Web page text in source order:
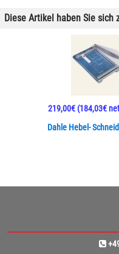
Diese Artikel haben Sie sich
Dahle Hebel-
219,00€(184,03€